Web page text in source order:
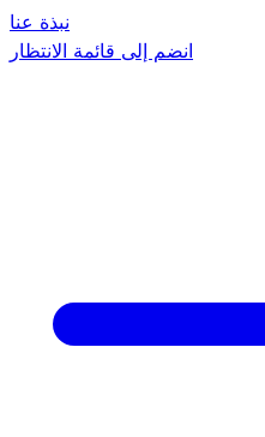
نبذة عنا
انضم إلى قائمة الانتظار